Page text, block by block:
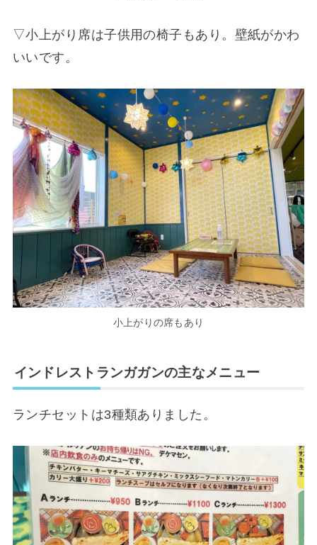
▽小上がり席は子供用の椅子もあり。壁紙がかわ
いいです。
小上がりの席もあり
インドレストランガガンの主なメニュー
ランチセットは3種類ありました。